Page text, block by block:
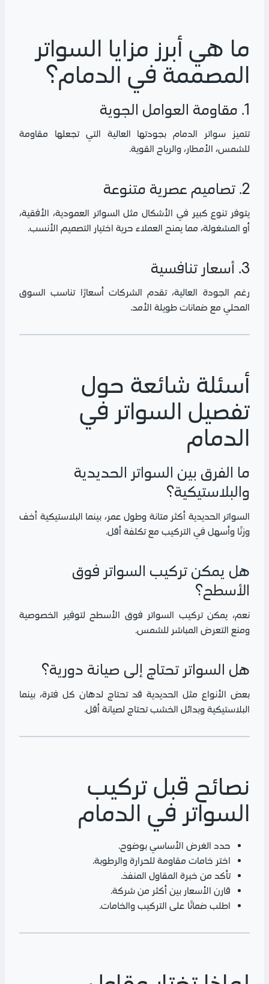
ما هي أبرز مزايا السواتر
المصممة في الدمام؟
1. مقاومة العوامل الجوية
تتميز سواتر الدمام بجودتها العالية التي تجعلها مقاومة
للشمس، الأمطار، والرياح القوية.
2. تصاميم عصرية متنوعة
يتوفر تنوع كبير في الأشكال مثل السواتر العمودية، الأفقية،
أو المشغولة، مما يمنح العملاء حرية اختيار التصميم الأنسب.
3. أسعار تنافسية
رغم الجودة العالية، تقدم الشركات أسعارًا تناسب السوق
المحلي مع ضمانات طويلة الأمد.
أسئلة شائعة حول
تفصيل السواتر في
الدمام
ما الفرق بين السواتر الحديدية
والبلاستيكية؟
السواتر الحديدية أكثر متانة وطول عمر، بينما البلاستيكية أخف
وزنًا وأسهل في التركيب مع تكلفة أقل.
هل يمكن تركيب السواتر فوق
الأسطح؟
نعم، يمكن تركيب السواتر فوق الأسطح لتوفير الخصوصية
ومنع التعرض المباشر للشمس.
هل السواتر تحتاج إلى صيانة دورية؟
بعض الأنواع مثل الحديدية قد تحتاج لدهان كل فترة، بينما
البلاستيكية وبدائل الخشب تحتاج لصيانة أقل.
نصائح قبل تركيب
السواتر في الدمام
حدد الغرض الأساسي بوضوح.
اختر خامات مقاومة للحرارة والرطوبة.
تأكد من خبرة المقاول المنفذ.
قارن الأسعار بين أكثر من شركة.
اطلب ضمانًا على التركيب والخامات.